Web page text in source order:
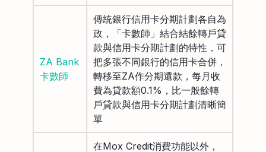
ZA Bank
卡數師
傳統銀行信用卡分期計劃各自為
政，「卡數師」結合結餘轉戶貸
款與信用卡分期計劃的特性，可
把多張不同銀行的信用卡合併，
轉移至ZA作分期還款，每月收
費為貸款額0.1%，比一般餘轉
戶貸款與信用卡分期計劃清晰簡
單
在Mox Credit消費功能以外，